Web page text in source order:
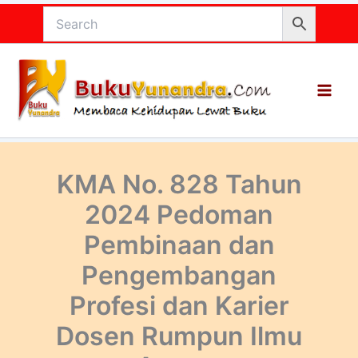
konten
KMA No. 828 Tahun
2024 Pedoman
Pembinaan dan
Pengembangan
Profesi dan Karier
Dosen Rumpun Ilmu